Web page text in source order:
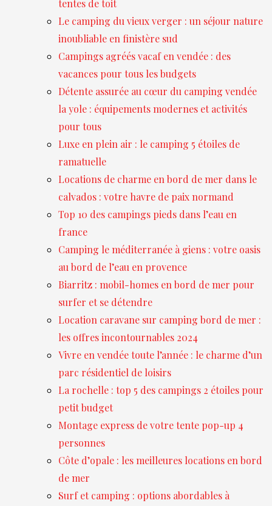
tentes de toit
Le camping du vieux verger : un séjour nature
inoubliable en finistère sud
Campings agréés vacaf en vendée : des
vacances pour tous les budgets
Détente assurée au cœur du camping vendée
la yole : équipements modernes et activités
pour tous
Luxe en plein air : le camping 5 étoiles de
ramatuelle
Locations de charme en bord de mer dans le
calvados : votre havre de paix normand
Top 10 des campings pieds dans l’eau en
france
Camping le méditerranée à giens : votre oasis
au bord de l’eau en provence
Biarritz : mobil-homes en bord de mer pour
surfer et se détendre
Location caravane sur camping bord de mer :
les offres incontournables 2024
Vivre en vendée toute l’année : le charme d’un
parc résidentiel de loisirs
La rochelle : top 5 des campings 2 étoiles pour
petit budget
Montage express de votre tente pop-up 4
personnes
Côte d’opale : les meilleures locations en bord
de mer
Surf et camping : options abordables à